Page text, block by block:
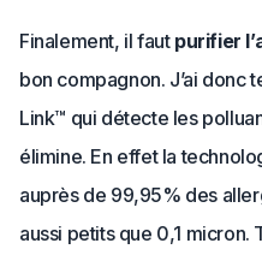
Finalement, il faut purifier
bon compagnon. J’ai donc
Link™ qui détecte les
élimine. En effet la
auprès de 99,95% des
aussi petits que 0,1 micron.